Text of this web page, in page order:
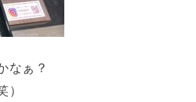
なぁ？
）